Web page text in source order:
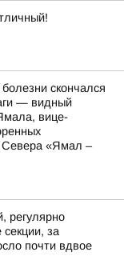
скончался
— видный
вице-
Севера «Ямал –
регулярно
за
почти вдвое